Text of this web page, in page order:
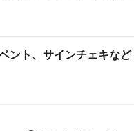
ント、サインチェキなど